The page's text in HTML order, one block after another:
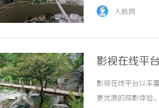
人脉网
影视在线平
影视在线平台以丰
更优质的观影体验